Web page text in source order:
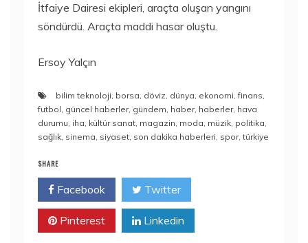
İtfaiye Dairesi ekipleri, araçta oluşan yangını
söndürdü. Araçta maddi hasar oluştu.
Ersoy Yalçın
bilim teknoloji, borsa, döviz, dünya, ekonomi,finans,
futbol, güncel haberler, gündem, haber, haberler, hava
durumu, iha, kültür sanat, magazin, moda, müzik, politika,
sağlık, sinema, siyaset, son dakika haberleri, spor,türkiye
SHARE
Facebook Twitter
Pinterest Linkedin